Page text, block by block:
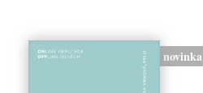
novinka